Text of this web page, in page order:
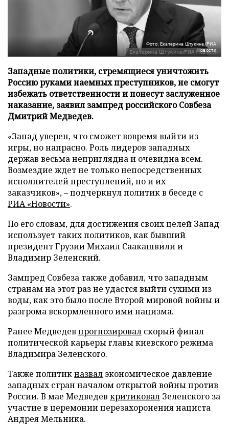
Фото: Екатерина Штукина/РИА
Новости
Западные политики, стремящиеся уничтожить
Россию руками наемных преступников, не смогут
избежать ответственности и понесут заслуженное
наказание, заявил зампред российского Совбеза
Дмитрий Медведев.
«Запад уверен, что сможет вовремя выйти из
игры, но напрасно. Роль лидеров западных
держав весьма неприглядна и очевидна всем.
Возмездие ждет не только непосредственных
исполнителей преступлений, но и их
заказчиков», – подчеркнул политик в беседе с
РИА «Новости».
По его словам, для достижения своих целей Запад
использует таких политиков, как бывший
президент Грузии Михаил Саакашвили и
Владимир Зеленский.
Зампред Совбеза также добавил, что западным
странам на этот раз не удастся выйти сухими из
воды, как это было после Второй мировой войны и
разгрома вскормленного ими нацизма.
Ранее Медведев прогнозировал скорый финал
политической карьеры главы киевского режима
Владимира Зеленского.
Также политикназвал экономическое давление
западных стран началом открытой войны против
России. В мае Медведев критиковал Зеленского за
участие в церемонии перезахоронения нациста
Андрея Мельника.